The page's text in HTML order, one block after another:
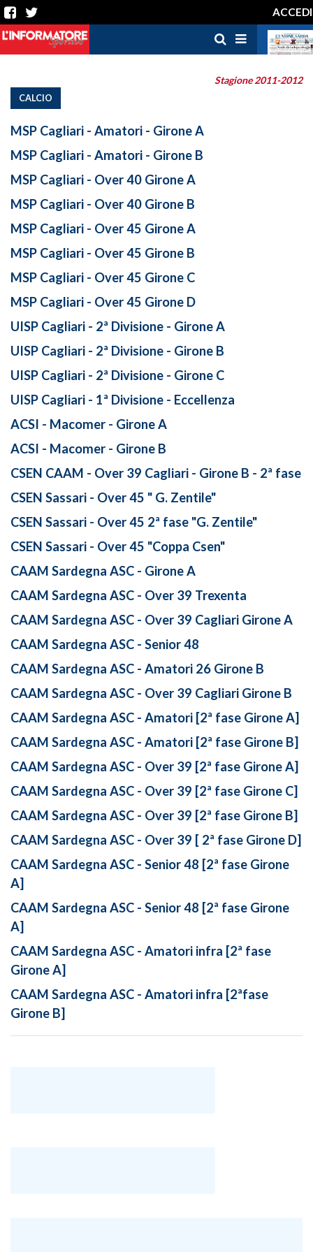
ACCEDI
Stagione 2011-2012
CALCIO
MSP Cagliari - Amatori - Girone A
MSP Cagliari - Amatori - Girone B
MSP Cagliari - Over 40 Girone A
MSP Cagliari - Over 40 Girone B
MSP Cagliari - Over 45 Girone A
MSP Cagliari - Over 45 Girone B
MSP Cagliari - Over 45 Girone C
MSP Cagliari - Over 45 Girone D
UISP Cagliari - 2ª Divisione - Girone A
UISP Cagliari - 2ª Divisione - Girone B
UISP Cagliari - 2ª Divisione - Girone C
UISP Cagliari - 1ª Divisione - Eccellenza
ACSI - Macomer - Girone A
ACSI - Macomer - Girone B
CSEN CAAM - Over 39 Cagliari - Girone B - 2ª fase
CSEN Sassari - Over 45 " G. Zentile"
CSEN Sassari - Over 45 2ª fase "G. Zentile"
CSEN Sassari - Over 45 "Coppa Csen"
CAAM Sardegna ASC - Girone A
CAAM Sardegna ASC - Over 39 Trexenta
CAAM Sardegna ASC - Over 39 Cagliari Girone A
CAAM Sardegna ASC - Senior 48
CAAM Sardegna ASC - Amatori 26 Girone B
CAAM Sardegna ASC - Over 39 Cagliari Girone B
CAAM Sardegna ASC - Amatori [2ª fase Girone A]
CAAM Sardegna ASC - Amatori [2ª fase Girone B]
CAAM Sardegna ASC - Over 39 [2ª fase Girone A]
CAAM Sardegna ASC - Over 39 [2ª fase Girone C]
CAAM Sardegna ASC - Over 39 [2ª fase Girone B]
CAAM Sardegna ASC - Over 39 [ 2ª fase Girone D]
CAAM Sardegna ASC - Senior 48 [2ª fase Girone
A]
CAAM Sardegna ASC - Senior 48 [2ª fase Girone
A]
CAAM Sardegna ASC - Amatori infra [2ª fase
Girone A]
CAAM Sardegna ASC - Amatori infra [2ªfase
Girone B]